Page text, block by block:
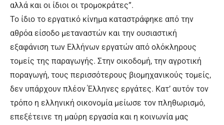
αλλά και οι ίδιοι οι τρομοκράτες”.
Το ίδιο το εργατικό κίνημα καταστράφηκε από την
αθρόα είσοδο μεταναστών και την ουσιαστική
εξαφάνιση των Ελλήνων εργατών από ολόκληρους
τομείς της παραγωγής. Στην οικοδομή, την αγροτική
ποραγωγή, τους περισσότερους βιομηχανικούς τομείς,
δεν υπάρχουν πλέον Έλληνες εργάτες. Κατ’ αυτόν τον
τρόπο η ελληνική οικονομία μείωσε τον πληθωρισμό,
επεξέτεινε τη μαύρη εργασία και η κοινωνία μας